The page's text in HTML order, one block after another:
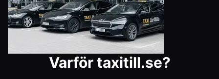
Varför taxitill.se?